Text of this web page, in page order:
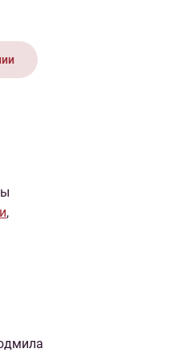
Тапочки
,